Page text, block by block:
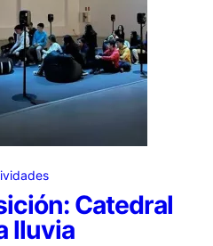
Catedral
lluvia